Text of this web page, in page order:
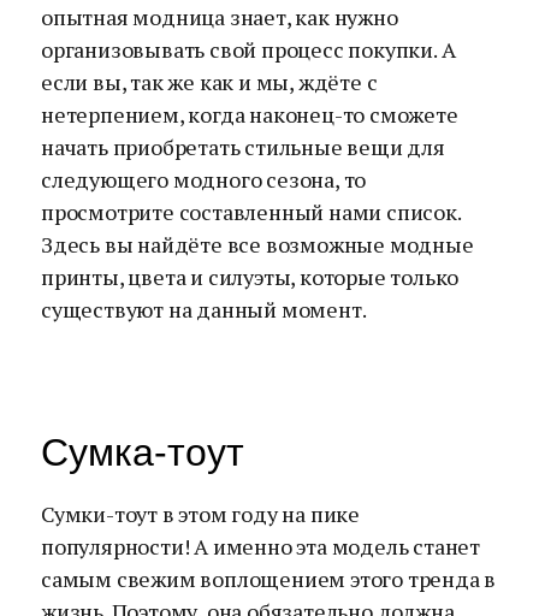
опытная модница знает, как нужно
организовывать свой процесс покупки. А
если вы, так же как и мы, ждёте с
нетерпением, когда наконец-то сможете
начать приобретать стильные вещи для
следующего модного сезона, то
просмотрите составленный нами список.
Здесь вы найдёте все возможные модные
принты, цвета и силуэты, которые только
существуют на данный момент.
Сумка-тоут
Сумки-тоут в этом году на пике
популярности! А именно эта модель станет
самым свежим воплощением этого тренда в